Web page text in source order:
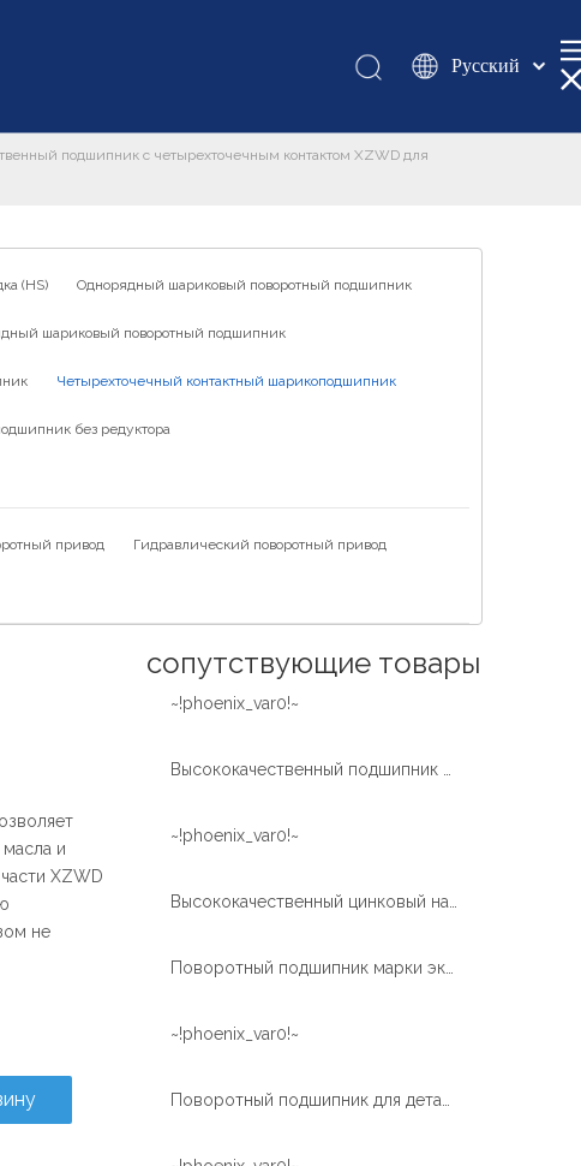
Pусский
românesc
подшипник с четырехточечным контактом XZWD для
(HS) Однорядный шариковый поворотный подшипник
шариковый поворотный подшипник
Четырехточечный контактный шарикоподшипник
без редуктора
привод Гидравлический поворотный привод
и
XZWD
не
сопутствующие товары
~!phoenix_var0!~
~!phoenix_var0!~
~!phoenix_var0!~